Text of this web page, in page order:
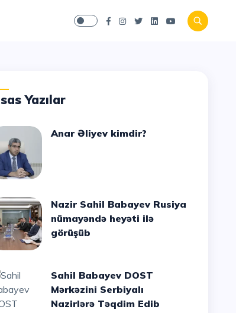
Əsas Yazılar
Anar Əliyev kimdir?
Nazir Sahil Babayev Rusiya
nümayəndə heyəti ilə
görüşüb
Sahil Babayev DOST
Mərkəzini Serbiyalı
Nazirlərə Təqdim Edib